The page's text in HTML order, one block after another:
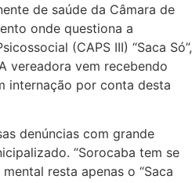
de saúde da Câmara de
onde questiona a
(CAPS III) “Saca Só”,
vereadora vem recebendo
internação por conta desta
denúncias com grande
“Sorocaba tem se
resta apenas o “Saca